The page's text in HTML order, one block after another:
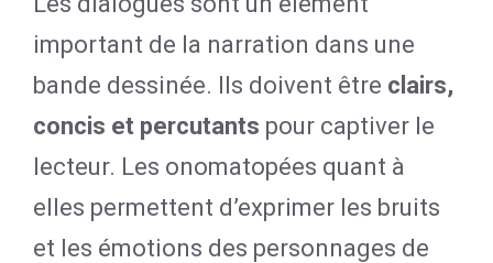
important de la narration dans une
bande dessinée. Ils doivent être clairs,
concis et percutants pour captiver le
lecteur. Les onomatopées quant à
elles permettent d’exprimer les bruits
et les émotions des personnages de